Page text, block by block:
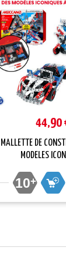
44,90
MALLETTE DE
MODELES
10+